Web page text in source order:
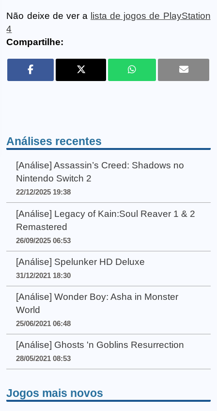
Não deixe de ver a lista de jogos de PlayStation
4
Compartilhe:
Análises recentes
[Análise] Assassin’s Creed: Shadows no
Nintendo Switch 2
22/12/2025 19:38
[Análise] Legacy of Kain:Soul Reaver 1 & 2
Remastered
26/09/2025 06:53
[Análise] Spelunker HD Deluxe
31/12/2021 18:30
[Análise] Wonder Boy: Asha in Monster
World
25/06/2021 06:48
[Análise] Ghosts 'n Goblins Resurrection
28/05/2021 08:53
Jogos mais novos